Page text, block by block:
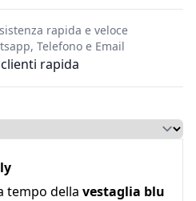
rapida
rapida e veloce
Telefono e Email
tempo della vestaglia blu